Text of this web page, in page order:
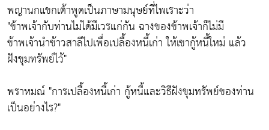
พญานกแขกเต้าพูดเป็นภาษามนุษย์ที่ไพเราะว่า
"ข้าพเจ้ากับท่านไม่ได้มีเวรแก่กัน ฉางของข้าพเจ้าก็ไม่มี
ข้าพเจ้านำข้าวสาลีไปเพื่อเปลื้องหนี้เก่า ให้เขากู้หนี้ใหม่ แล้ว
ฝังขุมทรัพย์ไว้"
พราหมณ์ "การเปลื้องหนี้เก่า กู้หนี้และวิธีฝังขุมทรัพย์ของท่าน
เป็นอย่างไร?"